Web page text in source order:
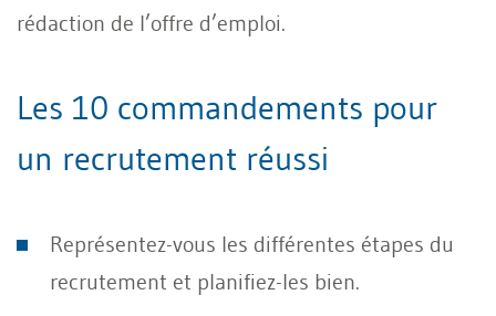
rédaction de l’offre d’emploi.
Les 10 commandements pour
un recrutement réussi
Représentez-vous les différentes étapes du
recrutement et planifiez-les bien.